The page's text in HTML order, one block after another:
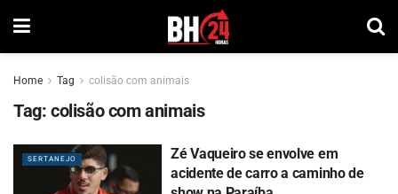
Home Tag colisão com animais
Tag: colisão com animais
SERTANEJO
Zé Vaqueiro se envolve em
acidente de carro a caminho de